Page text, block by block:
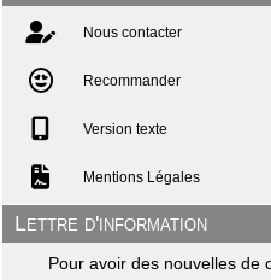
Nous contacter
Recommander
Version texte
Mentions Légales
Lettre d'information
Pour avoir des nouvelles de